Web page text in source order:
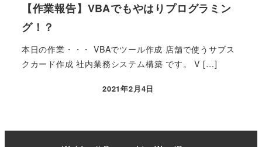
【作業報告】VBAでもやはりプログラミン
グ！？
本日の作業・・・ VBAでツール作成 店舗で使うサブス
クカード作成 社内業務システム構築 です。 V […]
2021年2月4日